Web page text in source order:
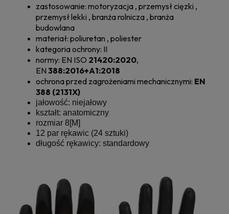
zastosowanie: motoryzacja , przemysł cięzki ,
przemysł lekki , branża rolnicza , branża
budowlana
materiał: poliuretan , poliester
kategoria ochrony: II
normy: EN ISO 21420:2020,
EN 388:2016+A1:2018
ochrona przed zagrożeniami mechanicznymi: EN
388 (2131X)
jałowość: niejałowy
kształt: anatomiczny
rozmiar 8[M]
12 par rękawic (24 sztuki)
długość rękawicy: standardowy